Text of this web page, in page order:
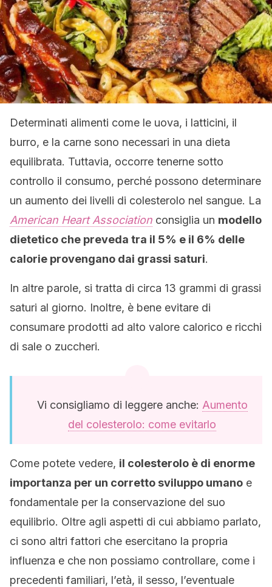
Determinati alimenti come le uova, i latticini, il
burro, e la carne sono necessari in una dieta
equilibrata. Tuttavia, occorre tenerne sotto
controllo il consumo, perché possono determinare
un aumento dei livelli di colesterolo nel sangue. La
American Heart Association consiglia un modello
dietetico che preveda tra il 5% e il 6% delle
calorie provengano dai grassi saturi.
In altre parole, si tratta di circa 13 grammi di grassi
saturi al giorno. Inoltre, è bene evitare di
consumare prodotti ad alto valore calorico e ricchi
di sale o zuccheri.
Vi consigliamo di leggere anche: Aumento
del colesterolo: come evitarlo
Come potete vedere, il colesterolo è di enorme
importanza per un corretto sviluppo umano e
fondamentale per la conservazione del suo
equilibrio. Oltre agli aspetti di cui abbiamo parlato,
ci sono altri fattori che esercitano la propria
influenza e che non possiamo controllare, come i
precedenti familiari, l’età, il sesso, l’eventuale